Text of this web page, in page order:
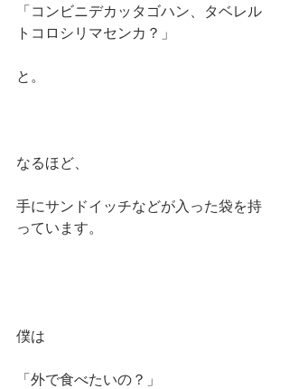
「コンビニデカッタゴハン、タベレル
トコロシリマセンカ？」
と。
なるほど、
手にサンドイッチなどが入った袋を持
っています。
僕は
「外で食べたいの？」